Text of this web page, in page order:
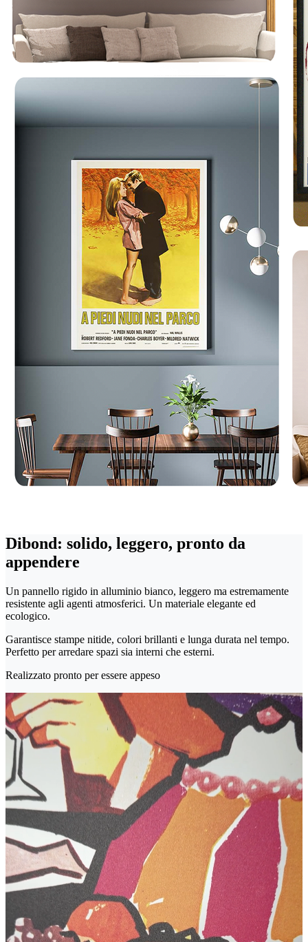
Dibond: solido, leggero, pronto da
appendere
Un pannello rigido in alluminio bianco, leggero ma estremamente
resistente agli agenti atmosferici. Un materiale elegante ed
ecologico.
Garantisce stampe nitide, colori brillanti e lunga durata nel tempo.
Perfetto per arredare spazi sia interni che esterni.
Realizzato pronto per essere appeso